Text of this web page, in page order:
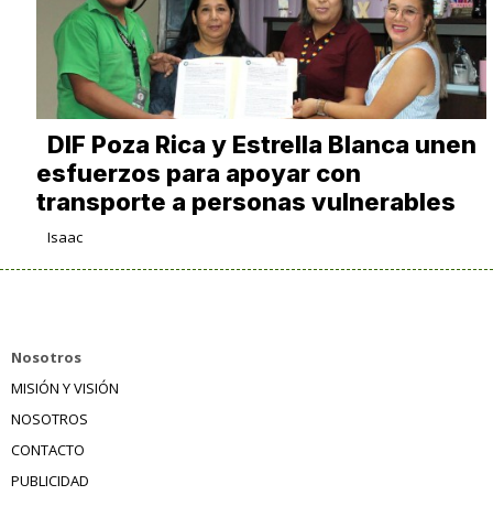
DIF Poza Rica y Estrella Blanca unen
esfuerzos para apoyar con
transporte a personas vulnerables
Isaac
Nosotros
MISIÓN Y VISIÓN
NOSOTROS
CONTACTO
PUBLICIDAD